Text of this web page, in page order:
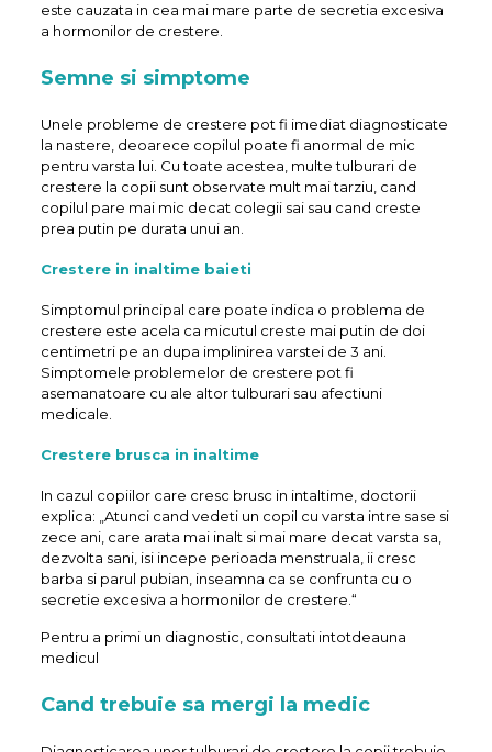
este cauzata in cea mai mare parte de secretia excesiva
a hormonilor de crestere.
Semne si simptome
Unele probleme de crestere pot fi imediat diagnosticate
la nastere, deoarece copilul poate fi anormal de mic
pentru varsta lui. Cu toate acestea, multe tulburari de
crestere la copii sunt observate mult mai tarziu, cand
copilul pare mai mic decat colegii sai sau cand creste
prea putin pe durata unui an.
Crestere in inaltime baieti
Simptomul principal care poate indica o problema de
crestere este acela ca micutul creste mai putin de doi
centimetri pe an dupa implinirea varstei de 3 ani.
Simptomele problemelor de crestere pot fi
asemanatoare cu ale altor tulburari sau afectiuni
medicale.
Crestere brusca in inaltime
In cazul copiilor care cresc brusc in intaltime, doctorii
explica: „Atunci cand vedeti un copil cu varsta intre sase si
zece ani, care arata mai inalt si mai mare decat varsta sa,
dezvolta sani, isi incepe perioada menstruala, ii cresc
barba si parul pubian, inseamna ca se confrunta cu o
secretie excesiva a hormonilor de crestere.“
Pentru a primi un diagnostic, consultati intotdeauna
medicul
Cand trebuie sa mergi la medic